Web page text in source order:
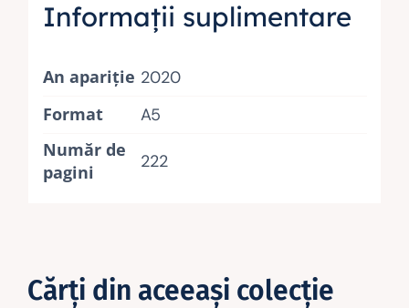
Informații suplimentare
An apariţie 2020
Format
A5
Număr de
pagini
222
Cărţi din aceeaşi colecţie